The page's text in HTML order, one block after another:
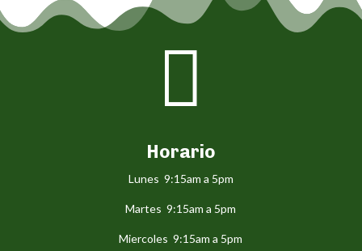

Horario
Lunes 9:15am a 5pm
Martes 9:15am a 5pm
Miercoles 9:15am a 5pm